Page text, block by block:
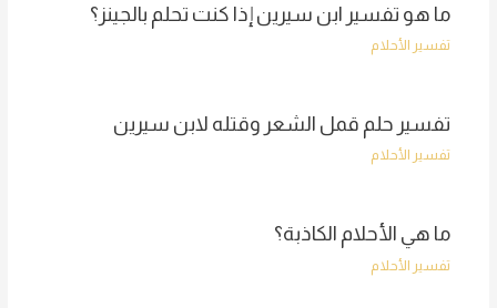
ما هو تفسير ابن سيرين إذا كنت تحلم بالجينز؟
تفسير الأحلام
تفسير حلم قمل الشعر وقتله لابن سيرين
تفسير الأحلام
ما هي الأحلام الكاذبة؟
تفسير الأحلام